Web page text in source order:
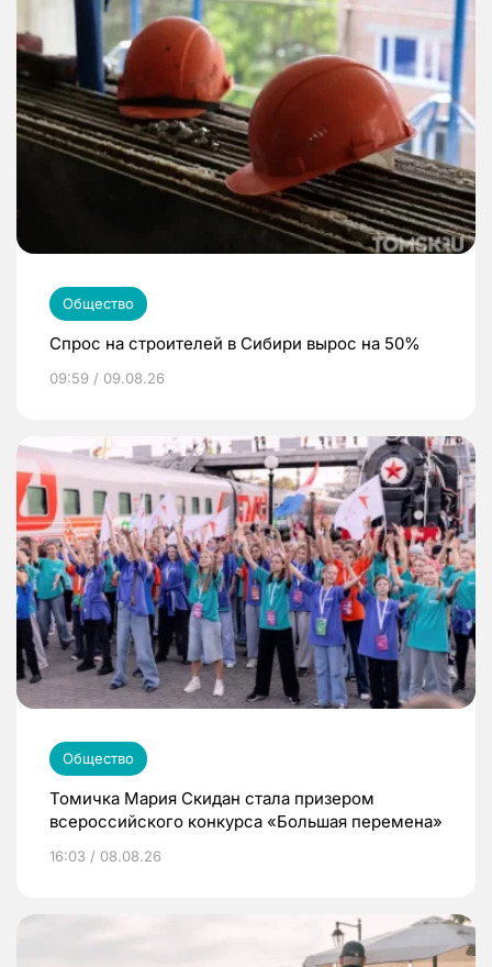
Общество
Спрос на строителей в Сибири вырос на 50%
09:59 / 09.08.26
Общество
Томичка Мария Скидан стала призером
всероссийского конкурса «Большая перемена»
16:03 / 08.08.26